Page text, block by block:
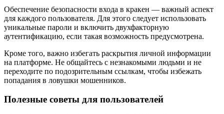
Обеспечение безопасности входа в кракен — важный аспект
для каждого пользователя. Для этого следует использовать
уникальные пароли и включить двухфакторную
аутентификацию, если такая возможность предусмотрена.
Кроме того, важно избегать раскрытия личной информации
на платформе. Не общайтесь с незнакомыми людьми и не
переходите по подозрительным ссылкам, чтобы избежать
попадания в ловушки мошенников.
Полезные советы для пользователей